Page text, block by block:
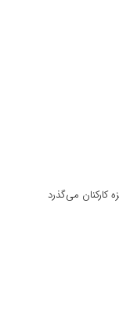
کارکنان می‌گذرد